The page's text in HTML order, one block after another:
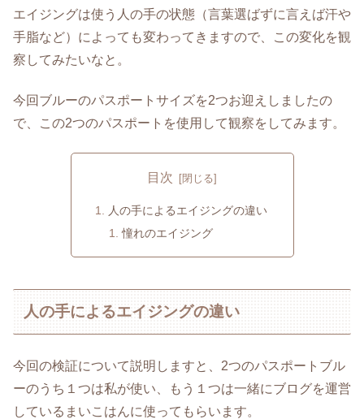
エイジングは使う人の手の状態（言葉選ばずに言えば汗や
手脂など）によっても変わってきますので、この変化を観
察してみたいなと。
今回ブルーのパスポートサイズを2つお迎えしましたの
で、この2つのパスポートを使用して観察をしてみます。
目次
人の手によるエイジングの違い
憧れのエイジング
人の手によるエイジングの違い
今回の検証について説明しますと、2つのパスポートブル
ーのうち１つは私が使い、もう１つは一緒にブログを運営
しているまいこはんに使ってもらいます。